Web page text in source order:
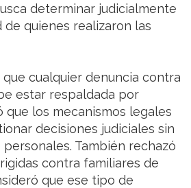
determinar judicialmente
quienes realizaron las
cualquier denuncia contra
estar respaldada por
que los mecanismos legales
decisiones judiciales sin
También rechazó
contra familiares de
que ese tipo de